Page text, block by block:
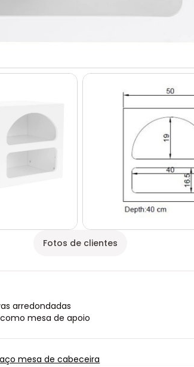
Fotos de clientes
arredondadas
mesa de apoio
mesa de cabeceira